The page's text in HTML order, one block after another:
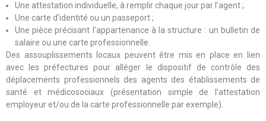
Une attestation individuelle, à remplir chaque jour par l’agent ;
Une carte d’identité ou un passeport ;
Une pièce précisant l’appartenance à la structure : un bulletin de
salaire ou une carte professionnelle.
Des assouplissements locaux peuvent être mis en place en lien
avec les préfectures pour alléger le dispositif de contrôle des
déplacements professionnels des agents des établissements de
santé et médicosociaux (présentation simple de l’attestation
employeur et/ou de la carte professionnelle par exemple).